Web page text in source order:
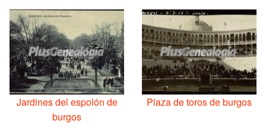
Jardines del espolón de
burgos
Plaza de toros de burgos